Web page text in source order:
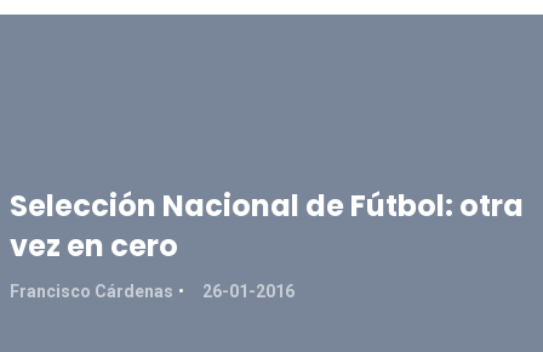
Selección Nacional de Fútbol: otra
vez en cero
Francisco Cárdenas 26-01-2016